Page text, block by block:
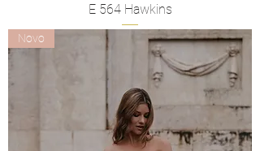
E 564 Hawkins
Novo